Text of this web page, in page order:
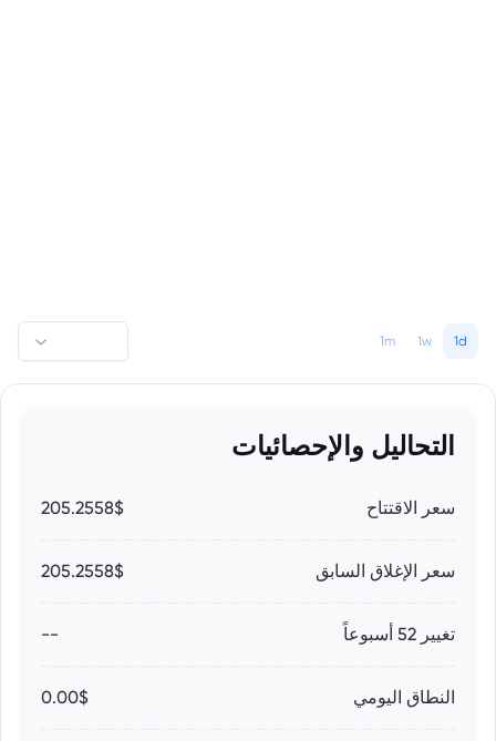
1d
1w
1m
التحاليل والإحصائيات
سعر الاقتتاح 205.2558$
سعر الإغلاق السابق 205.2558$
تغيير 52 أسبوعاً --
النطاق اليومي 0.00$